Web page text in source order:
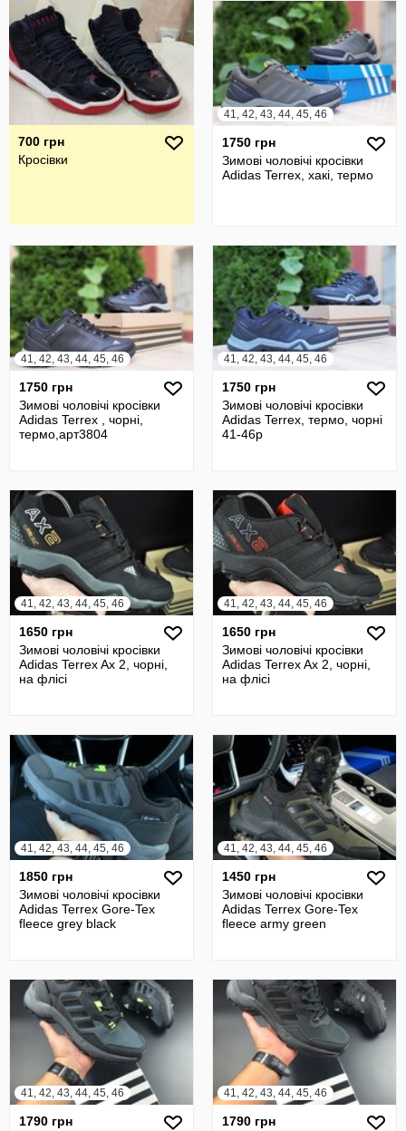
700 грн
Кросівки
41, 42, 43, 44, 45, 46
1750 грн
Зимові чоловічі кросівки
Adidas Terrex, хакі, термо
41, 42, 43, 44, 45, 46
1750 грн
Зимові чоловічі кросівки
Adidas Terrex , чорні,
термо,арт3804
41, 42, 43, 44, 45, 46
1750 грн
Зимові чоловічі кросівки
Adidas Terrex, термо, чорні
41-46р
41, 42, 43, 44, 45, 46
1650 грн
Зимові чоловічі кросівки
Adidas Terrex Ax 2, чорні,
на флісі
41, 42, 43, 44, 45, 46
1650 грн
Зимові чоловічі кросівки
Adidas Terrex Ax 2, чорні,
на флісі
41, 42, 43, 44, 45, 46
1850 грн
Зимові чоловічі кросівки
Adidas Terrex Gore-Tex
fleece grey black
41, 42, 43, 44, 45, 46
1450 грн
Зимові чоловічі кросівки
Adidas Terrex Gore-Tex
fleece army green
41, 42, 43, 44, 45, 46
1790 грн
41, 42, 43, 44, 45, 46
1790 грн